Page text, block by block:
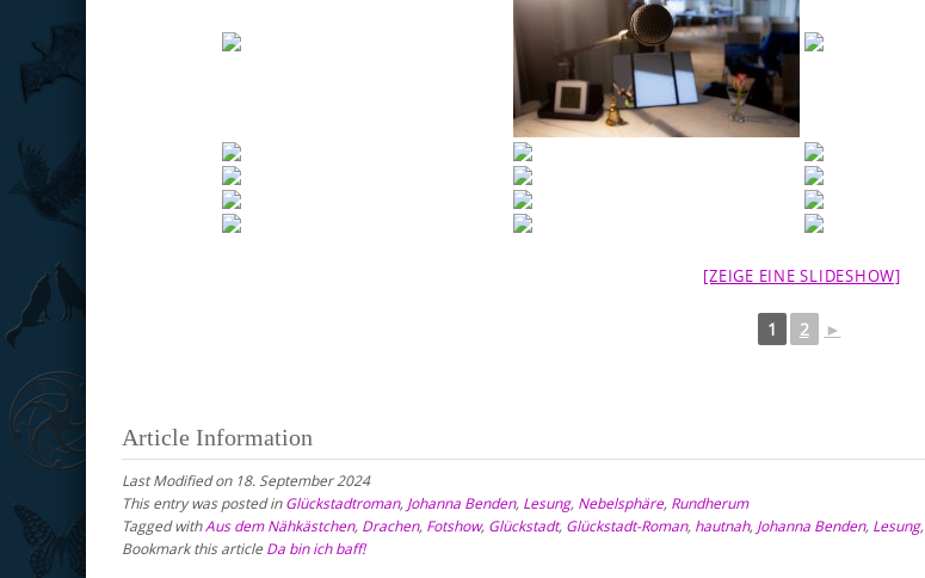
[ZEIGE EINE SLIDESHOW]
1 2 ►
Article Information
Last Modified on 18. September 2024
This entry was posted inGlückstadtroman, Johanna Benden, Lesung, Nebelsphäre, Rundherum
Tagged withAus dem Nähkästchen, Drachen, Fotshow, Glückstadt, Glückstadt-Roman, hautnah, Johanna Benden, Lesung,
Bookmark this article Da bin ich baff!